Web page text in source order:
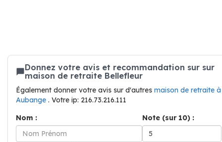
Donnez votre avis et recommandation sur sur
maison de retraite Bellefleur
Également donner votre avis sur d'autres maison de retraite à
Aubange . Votre ip: 216.73.216.111
Nom :
Note (sur 10) :